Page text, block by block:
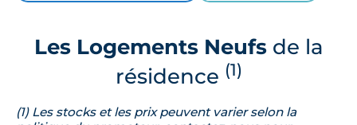
Les Logements Neufsde la
résidence (1)
(1) Les stocks et les prix peuvent varier selon la